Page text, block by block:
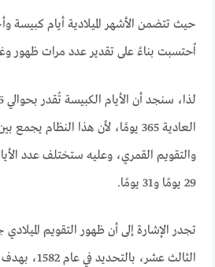
حيث تتضمن الأشهر الميلادية أيام كبيسة
اُحتسبت بناءً على تقدير عدد مرات ظهور
العادية 365 يومًا، لأن هذا النظام
والتقويم القمري، وعليه ستختلف عدد
29 يومًا و31 يومًا.
تجدر الإشارة إلى أن ظهور التقويم
الثالث عشر، بالتحديد في عام 1582، بهدف تحديد تاريخ عيد الفصح.